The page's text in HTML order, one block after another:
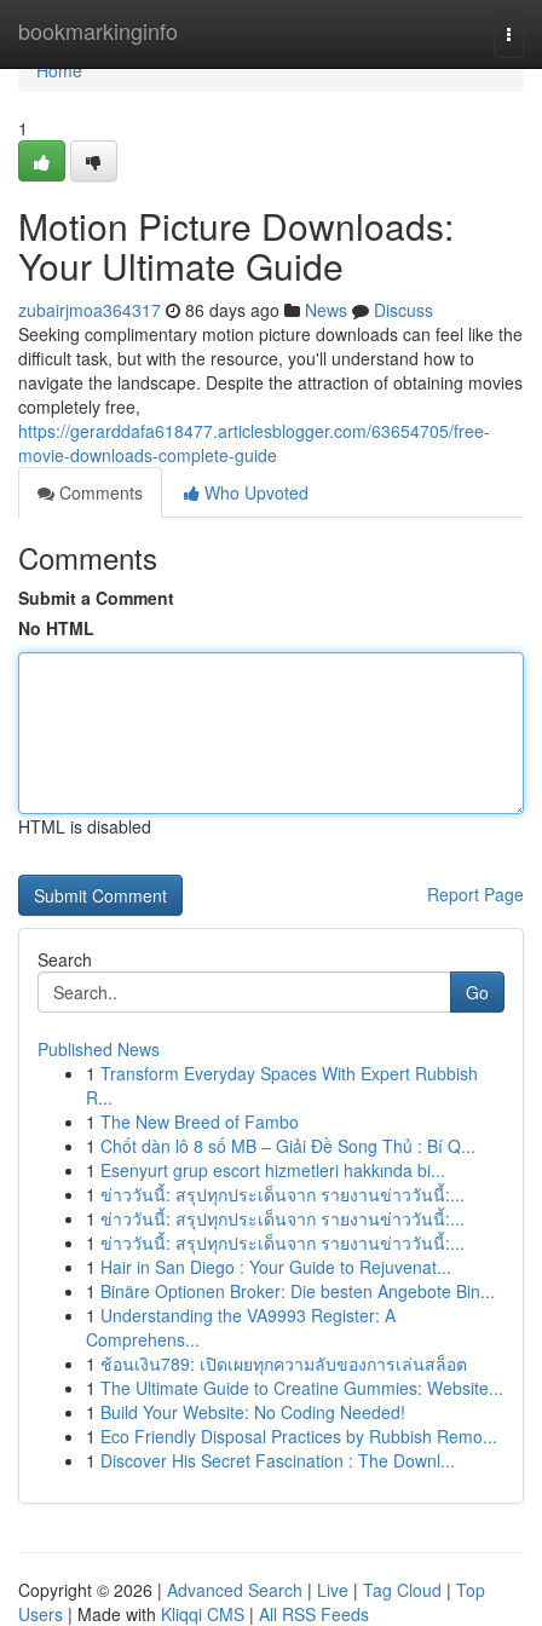
bookmarkinginfo
Home
Home
1
Motion Picture Downloads:
Your Ultimate Guide
zubairjmoa364317 86 days ago News
Discuss
Seeking complimentary motion picture downloads can feel like the
difficult task, but with the resource, you'll understand how to
navigate the landscape. Despite the attraction of obtaining movies
completely free,
https://gerarddafa618477.articlesblogger.com/63654705/free-
movie-downloads-complete-guide
Comments
Who Upvoted
Comments
Submit a Comment
No HTML
HTML is disabled
Report Page
Search
Go
Published News
1 Transform Everyday Spaces With Expert Rubbish
R...
1 The New Breed of Fambo
1 Chốt dàn lô 8 số MB – Giải Đề Song Thủ : Bí Q...
1 Esenyurt grup escort hizmetleri hakkında bi...
1 ข่าววันนี้: สรุปทุกประเด็นจาก รายงานข่าววันนี้:...
1 ข่าววันนี้: สรุปทุกประเด็นจาก รายงานข่าววันนี้:...
1 ข่าววันนี้: สรุปทุกประเด็นจาก รายงานข่าววันนี้:...
1 Hair in San Diego : Your Guide to Rejuvenat...
1 Binäre Optionen Broker: Die besten Angebote Bin...
1 Understanding the VA9993 Register: A
Comprehens...
1 ช้อนเงิน789: เปิดเผยทุกความลับของการเล่นสล็อต
1 The Ultimate Guide to Creatine Gummies: Website...
1 Build Your Website: No Coding Needed!
1 Eco Friendly Disposal Practices by Rubbish Remo...
1 Discover His Secret Fascination : The Downl...
Copyright © 2026 | Advanced Search | Live | Tag Cloud | Top
Users | Made with Kliqqi CMS | All RSS Feeds